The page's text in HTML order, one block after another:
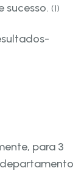
sucesso. (1)
para 3